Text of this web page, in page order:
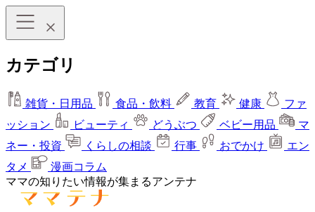
カテゴリ
雑貨・日用品 食品・飲料 教育 健康
ファ
ッション
ビューティ どうぶつ ベビー用品
マ
ネー・投資
くらしの相談 行事 おでかけ
エン
タメ
漫画コラム
ママの知りたい情報が集まるアンテナ